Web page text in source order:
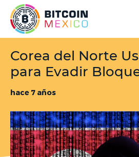
Corea del Norte
para Evadir
hace 7 años